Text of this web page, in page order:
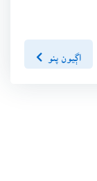
اڳيون پنو